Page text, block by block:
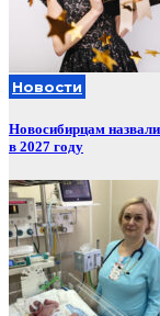
Новости
Новосибирцам
в 2027 году